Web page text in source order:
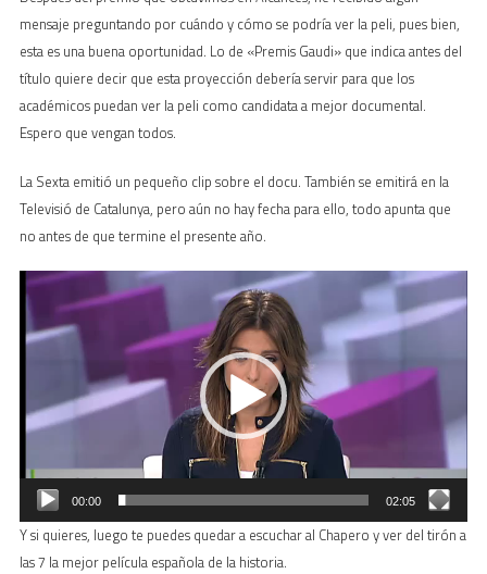
mensaje preguntando por cuándo y cómo se podría ver la peli, pues bien,
esta es una buena oportunidad. Lo de «Premis Gaudi» que indica antes del
título quiere decir que esta proyección debería servir para que los
académicos puedan ver la peli como candidata a mejor documental.
Espero que vengan todos.
La Sexta emitió un pequeño clip sobre el docu. También se emitirá en la
Televisió de Catalunya, pero aún no hay fecha para ello, todo apunta que
no antes de que termine el presente año.
Reproductor
de
vídeo
00:00 02:05
Y si quieres, luego te puedes quedar a escuchar al Chapero y ver del tirón a
las 7 la mejor película española de la historia.